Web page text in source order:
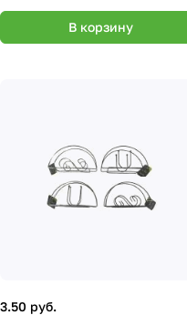
В корзину
3.50 руб.